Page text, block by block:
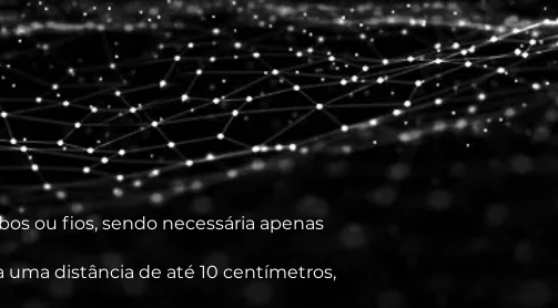
ou fios, sendo necessária apenas
uma distância de até 10 centímetros,